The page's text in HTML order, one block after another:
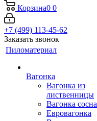
Корзина0 0
+7 (499) 113-45-62
Заказать звонок
Пиломатериал
Вагонка
Вагонка из
лиственницы
Вагонка сосна
Евровагонка